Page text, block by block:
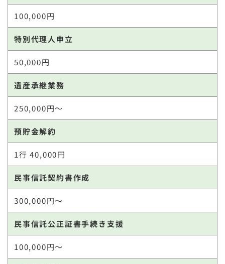
100,000円
特別代理人申立
50,000円
遺産承継業務
250,000円～
預貯金解約
1行 40,000円
民事信託契約書作成
300,000円～
民事信託公正証書手続き支援
100,000円～